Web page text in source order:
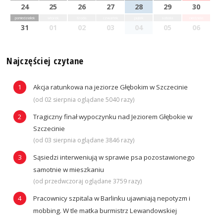
24 25 26 27 28 29 30
poniedziałek
31 01 02 03 04 05 06
Najczęściej czytane
Akcja ratunkowa na jeziorze Głębokim w Szczecinie
(od 02 sierpnia oglądane 5040 razy)
Tragiczny finał wypoczynku nad Jeziorem Głębokie w
Szczecinie
(od 03 sierpnia oglądane 3846 razy)
Sąsiedzi interweniują w sprawie psa pozostawionego
samotnie w mieszkaniu
(od przedwczoraj oglądane 3759 razy)
Pracownicy szpitala w Barlinku ujawniają nepotyzm i
mobbing. W tle matka burmistrz Lewandowskiej